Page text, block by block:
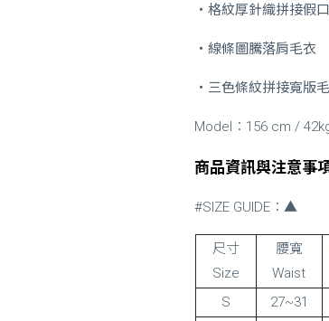
・格紋厚針織拼接假
・線條圖騰落肩毛衣
・ 三色條紋拼接寬版
Model：156 cm /
商品資訊與注意事
#SIZE GUIDE：▲
尺寸
Size
腰寬
Waist
S
27~31